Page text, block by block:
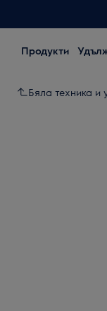
Продукти
Бяла техника и